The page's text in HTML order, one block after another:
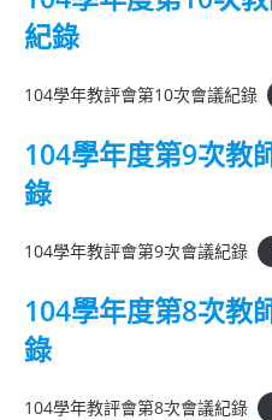
紀錄
104學年教評會第10次會議紀錄
104學年度第9次教
錄
104學年教評會第9次會議紀錄
104學年度第8次教
錄
104學年教評會第8次會議紀錄